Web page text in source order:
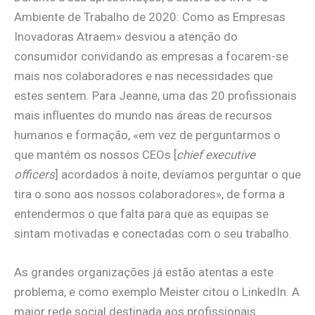
Ambiente de Trabalho de 2020: Como as Empresas
Inovadoras Atraem» desviou a atenção do
consumidor convidando as empresas a focarem-se
mais nos colaboradores e nas necessidades que
estes sentem. Para Jeanne, uma das 20 profissionais
mais influentes do mundo nas áreas de recursos
humanos e formação, «em vez de perguntarmos o
que mantém os nossos CEOs [chief executive
officers] acordados à noite, devíamos perguntar o que
tira o sono aos nossos colaboradores», de forma a
entendermos o que falta para que as equipas se
sintam motivadas e conectadas com o seu trabalho.
As grandes organizações já estão atentas a este
problema, e como exemplo Meister citou o LinkedIn. A
maior rede social destinada aos profissionais